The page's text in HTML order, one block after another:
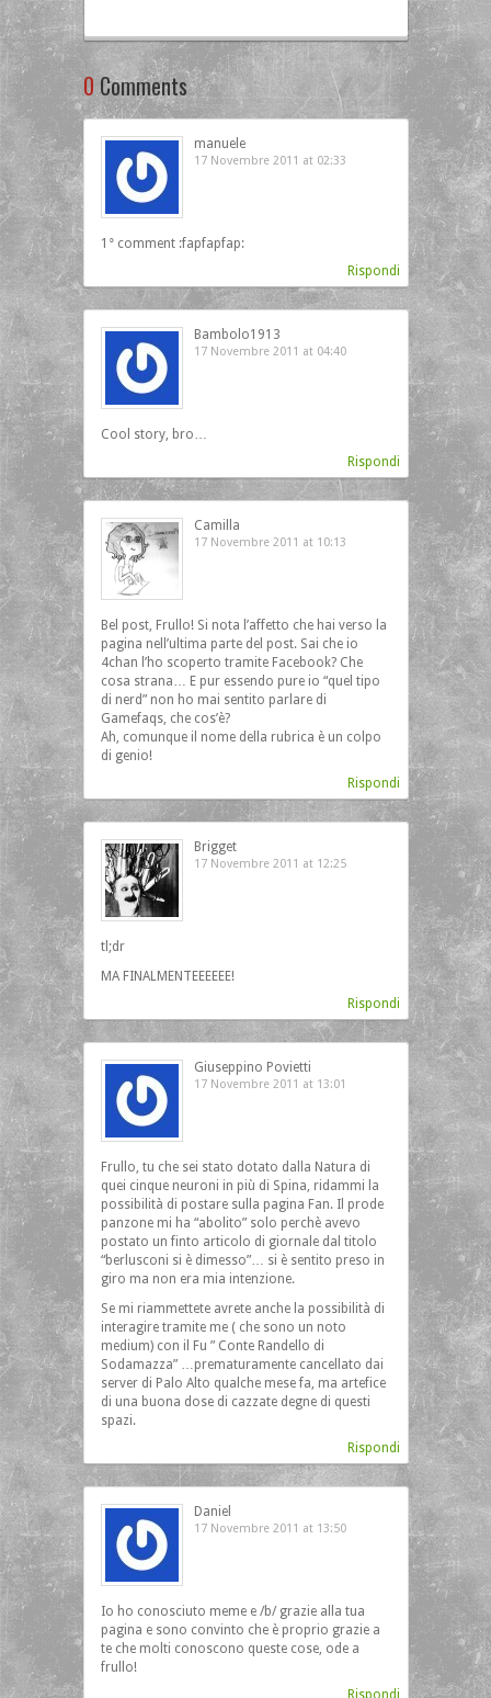
0Comments
manuele
17 Novembre 2011 at 02:33
1° comment :fapfapfap:
Rispondi
Bambolo1913
17 Novembre 2011 at 04:40
Cool story, bro…
Rispondi
Camilla
17 Novembre 2011 at 10:13
Bel post, Frullo! Si nota l’affetto che hai verso la
pagina nell’ultima parte del post. Sai che io
4chan l’ho scoperto tramite Facebook? Che
cosa strana… E pur essendo pure io “quel tipo
di nerd” non ho mai sentito parlare di
Gamefaqs, che cos’è?
Ah, comunque il nome della rubrica è un colpo
di genio!
Rispondi
Brigget
17 Novembre 2011 at 12:25
tl;dr
MA FINALMENTEEEEEE!
Rispondi
Giuseppino Povietti
17 Novembre 2011 at 13:01
Frullo, tu che sei stato dotato dalla Natura di
quei cinque neuroni in più di Spina, ridammi la
possibilità di postare sulla pagina Fan. Il prode
panzone mi ha “abolito” solo perchè avevo
postato un finto articolo di giornale dal titolo
“berlusconi si è dimesso”… si è sentito preso in
giro ma non era mia intenzione.
Se mi riammettete avrete anche la possibilità di
interagire tramite me ( che sono un noto
medium) con il Fu ” Conte Randello di
Sodamazza” …prematuramente cancellato dai
server di Palo Alto qualche mese fa, ma artefice
di una buona dose di cazzate degne di questi
spazi.
Rispondi
Daniel
17 Novembre 2011 at 13:50
Io ho conosciuto meme e /b/ grazie alla tua
pagina e sono convinto che è proprio grazie a
te che molti conoscono queste cose, ode a
frullo!
Rispondi